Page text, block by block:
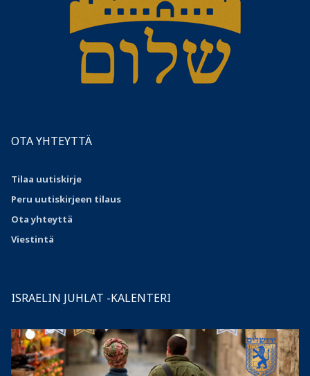
OTA YHTEYTTÄ
Tilaa uutiskirje
Peru uutiskirjeen tilaus
Otayhteyttä
Viestintä
ISRAELIN JUHLAT -KALENTERI